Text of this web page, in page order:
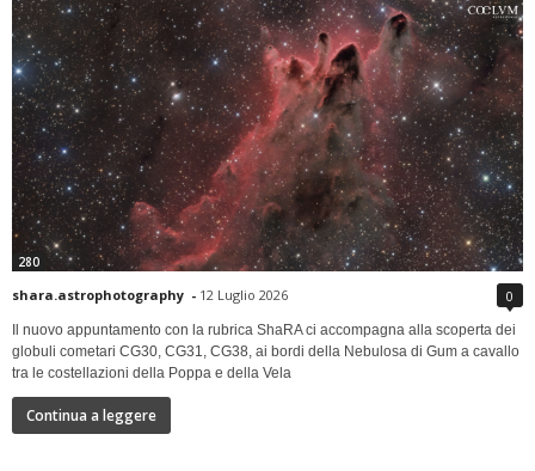
280
shara.astrophotography - 12 Luglio 2026 0
Il nuovo appuntamento con la rubrica ShaRA ci accompagna alla scoperta dei
globuli cometari CG30, CG31, CG38, ai bordi della Nebulosa di Gum a cavallo
tra le costellazioni della Poppa e della Vela
Continua a leggere